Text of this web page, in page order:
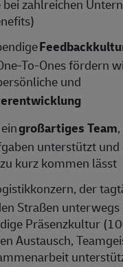
bei zahlreichen
To-Ones fördern
und
großartiges Team
unterstützt und
kurz kommen lässt
der
Straßen
Präsenzkultur
Austausch,